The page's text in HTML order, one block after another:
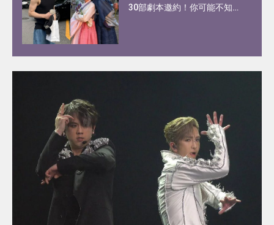
30部劇本邀約！你可能不知道